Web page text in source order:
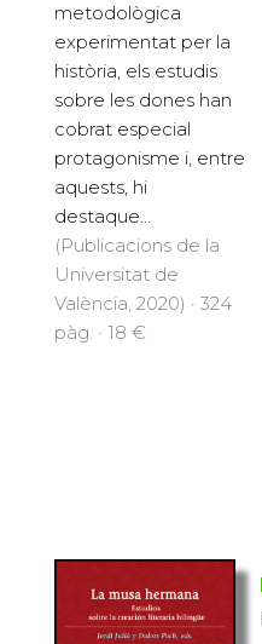
metodològica
experimentat per la
història, els estudis
sobre les dones han
cobrat especial
protagonisme i, entre
aquests, hi
destaque...
(Publicacions de la
Universitat de
València, 2020) · 324
pàg. · 18 €